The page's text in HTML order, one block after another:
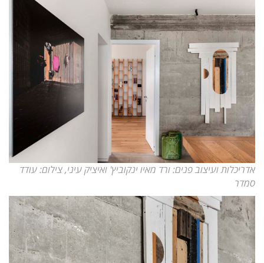
אדריכלות ועיצוב פנים: ורד מאיו ינקוביץ' ואיציק עיני, צילום: עודד
סמדר